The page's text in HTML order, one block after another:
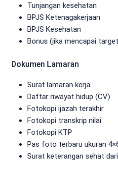
Tunjangan kesehatan
BPJS Ketenagakerjaan
BPJS Kesehatan
Bonus (jika mencapai
Dokumen Lamaran
Surat lamaran kerja
Daftar riwayat hidup (CV)
Fotokopi ijazah terakhir
Fotokopi transkrip nilai
Fotokopi KTP
Pas foto terbaru ukuran
Surat keterangan sehat